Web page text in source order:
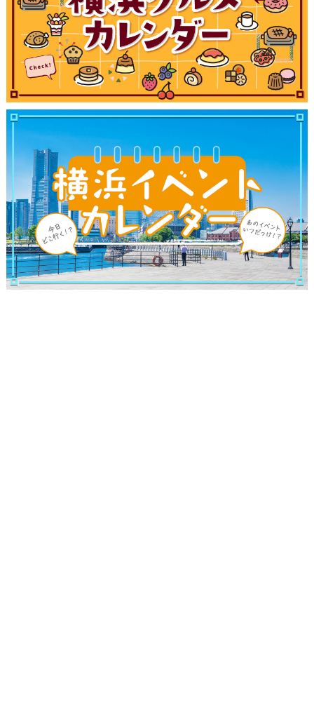
観光ガイド
ランキング
ブログ記事
サイトについて